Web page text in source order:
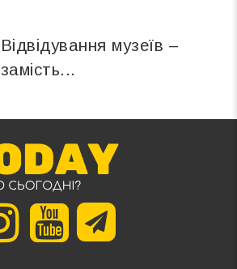
Відвідування музеїв –
замість...